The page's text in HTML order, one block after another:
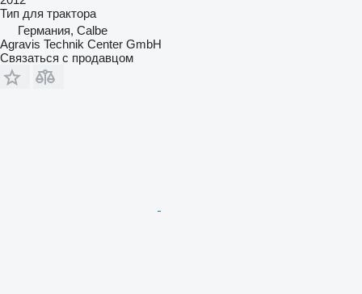
Тип для трактора
Германия, Calbe
Agravis Technik Center GmbH
Связаться с продавцом